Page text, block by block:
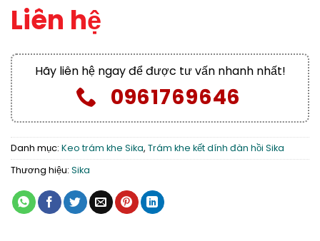
Liên hệ
Hãy liên hệ ngay để được tư vấn nhanh nhất!
0961769646
Danh mục: Keo trám khe Sika, Trám khe kết dính đàn hồi Sika
Thương hiệu: Sika